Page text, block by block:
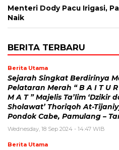
Menteri Dody Pacu Irigasi,
Naik
BERITA TERBARU
Berita Utama
Sejarah Singkat Berdirinya
Pelataran Merah “ B A I T U R
M A T ” Majelis Ta’lim ‘Dzikir
Sholawat’ Thoriqoh At-
Pondok Cabe, Pamulang –
Wednesday, 18 Sep 2024 - 14:47 WIB
Berita Utama